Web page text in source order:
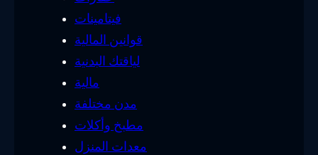
فيتامينات
قوانين المالية
لياقتك البدنية
مالية
مدن مختلفة
مطبخ وأكلات
معدات المنزل